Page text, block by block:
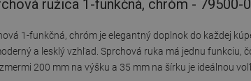
ružica 1-funkčná, chróm - 79500-
1-funkčná, chróm je elegantný doplnok do každej
a lesklý vzhľad. Sprchová ruka má jednu
200 mm na výšku a 35 mm na šírku je ideálnou